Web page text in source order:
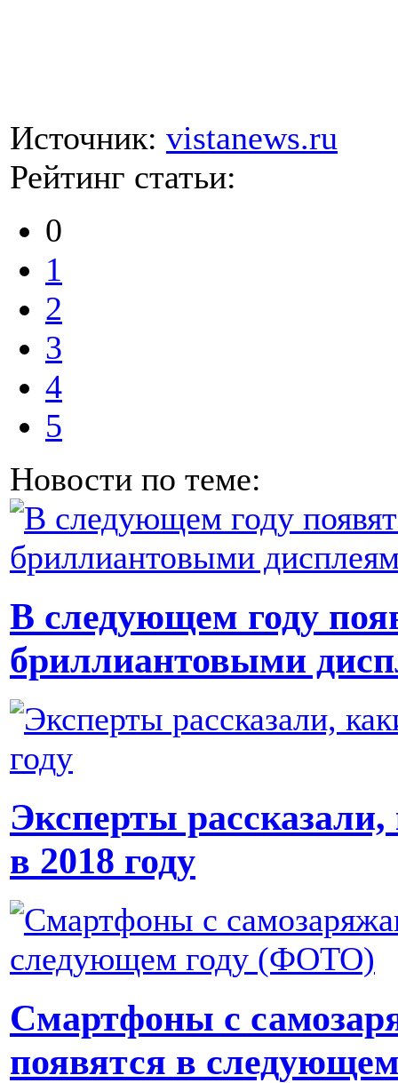
Источник: vistanews.ru
Рейтинг статьи:
0
1
2
3
4
5
Новости по теме:
В следующем году
бриллиантовыми
Эксперты
в 2018 году
Смартфоны с
появятся в